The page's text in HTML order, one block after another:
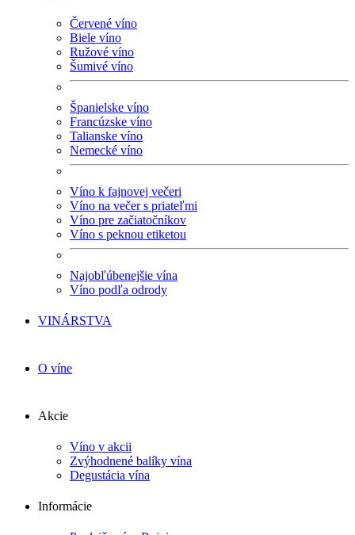
Červené víno
Biele víno
Ružové víno
Šumivé víno
Španielske víno
Francúzske víno
Talianske víno
Nemecké víno
Víno k fajnovej večeri
Víno na večer s priateľmi
Víno pre začiatočníkov
Víno s peknou etiketou
Najobľúbenejšie vína
Víno podľa odrody
VINÁRSTVA
O víne
Akcie
Víno v akcii
Zvýhodnené balíky vína
Degustácia vína
Informácie